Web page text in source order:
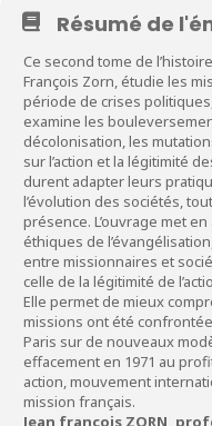
Résumé de
Ce second tome de
François Zorn, étudie les
période de crises
examine les
décolonisation, les
sur l’action et la légitimité
durent adapter leurs
l’évolution des sociétés,
présence. L’ouvrage met
éthiques de
entre missionnaires et
celle de la légitimité de
Elle permet de mieux
missions ont été
Paris sur de nouveaux
effacement en 1971 au
action, mouvement
mission français.
Jean françois ZORN,